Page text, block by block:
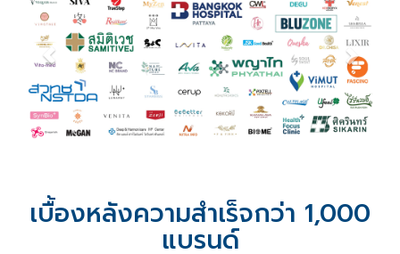
เบื้องหลังความสำเร็จกว่า 1,000
แบรนด์